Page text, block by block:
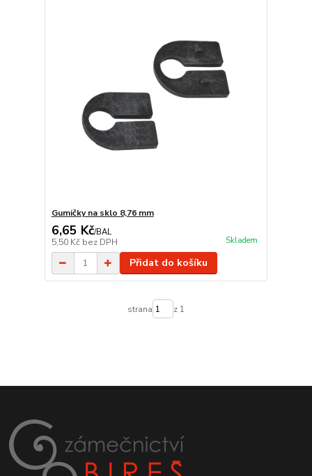
Gumičky na sklo 8,76 mm
6,65 Kč/BAL
5,50 Kč bez DPH Skladem
Přidat do košíku
strana z 1